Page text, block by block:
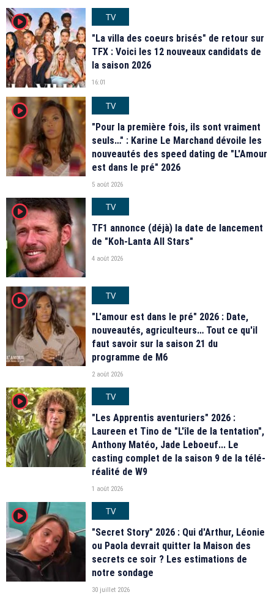
player2
TV
"La villa des coeurs brisés" de retour sur
TFX : Voici les 12 nouveaux candidats de
la saison 2026
16:01
player2
TV
"Pour la première fois, ils sont vraiment
seuls…" : Karine Le Marchand dévoile les
nouveautés des speed dating de "L'Amour
est dans le pré" 2026
5 août 2026
player2
TV
TF1 annonce (déjà) la date de lancement
de "Koh-Lanta All Stars"
4 août 2026
player2
TV
"L'amour est dans le pré" 2026 : Date,
nouveautés, agriculteurs… Tout ce qu'il
faut savoir sur la saison 21 du
programme de M6
2 août 2026
player2
TV
"Les Apprentis aventuriers" 2026 :
Laureen et Tino de "L'île de la tentation",
Anthony Matéo, Jade Leboeuf... Le
casting complet de la saison 9 de la télé-
réalité de W9
1 août 2026
player2
TV
"Secret Story" 2026 : Qui d'Arthur, Léonie
ou Paola devrait quitter la Maison des
secrets ce soir ? Les estimations de
notre sondage
30 juillet 2026